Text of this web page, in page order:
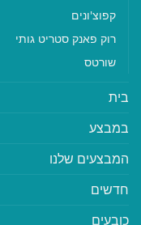
קפוצ'ונים
רוק פאנק סטריט גותי
שורטס
בית
במבצע
המבצעים שלנו
חדשים
כובעים